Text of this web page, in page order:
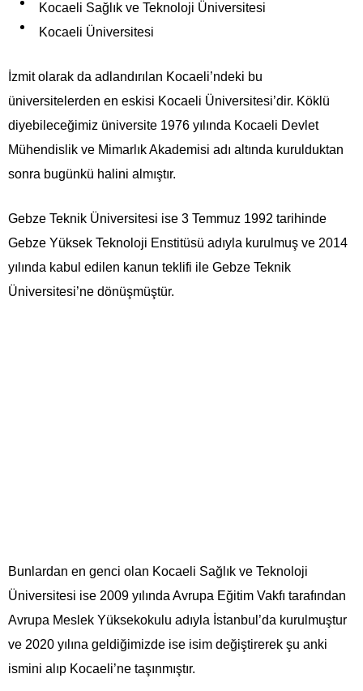
Kocaeli Sağlık ve Teknoloji Üniversitesi
Kocaeli Üniversitesi
İzmit olarak da adlandırılan Kocaeli’ndeki bu
üniversitelerden en eskisi Kocaeli Üniversitesi’dir. Köklü
diyebileceğimiz üniversite 1976 yılında Kocaeli Devlet
Mühendislik ve Mimarlık Akademisi adı altında kurulduktan
sonra bugünkü halini almıştır.
Gebze Teknik Üniversitesi ise 3 Temmuz 1992 tarihinde
Gebze Yüksek Teknoloji Enstitüsü adıyla kurulmuş ve 2014
yılında kabul edilen kanun teklifi ile Gebze Teknik
Üniversitesi’ne dönüşmüştür.
Bunlardan en genci olan Kocaeli Sağlık ve Teknoloji
Üniversitesi ise 2009 yılında Avrupa Eğitim Vakfı tarafından
Avrupa Meslek Yüksekokulu adıyla İstanbul’da kurulmuştur
ve 2020 yılına geldiğimizde ise isim değiştirerek şu anki
ismini alıp Kocaeli’ne taşınmıştır.